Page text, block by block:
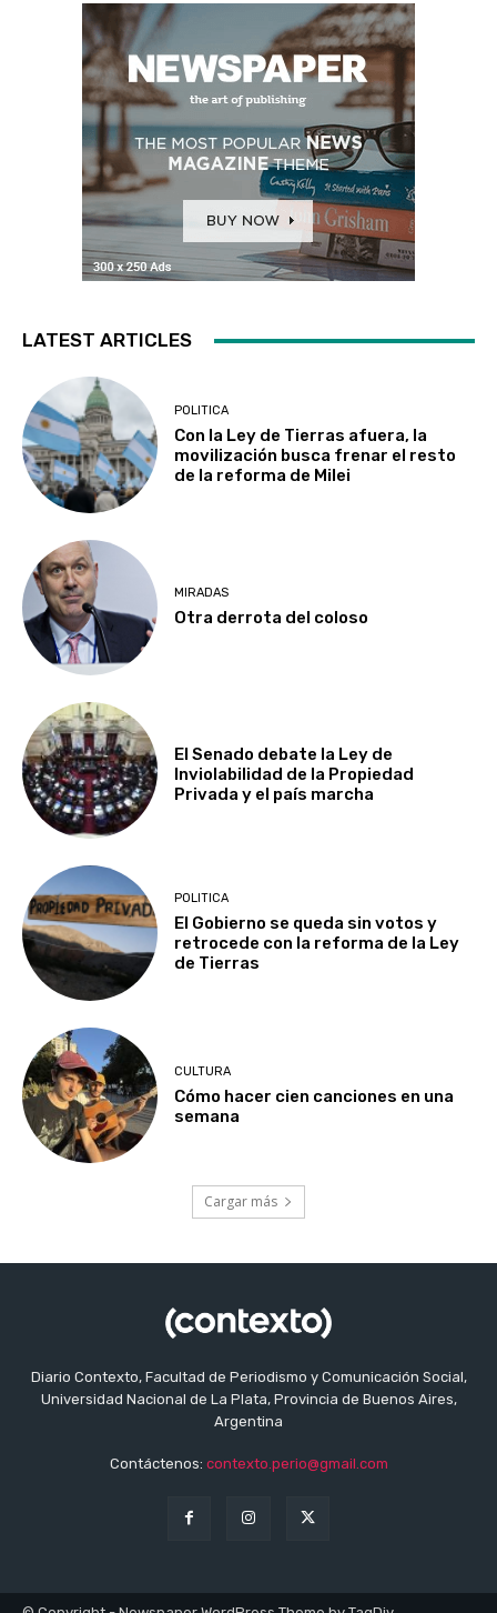
LATEST ARTICLES
POLITICA
Con la Ley de Tierras afuera, la
movilización busca frenar el resto
de la reforma de Milei
MIRADAS
Otra derrota del coloso
El Senado debate la Ley de
Inviolabilidad de la Propiedad
Privada y el país marcha
POLITICA
El Gobierno se queda sin votos y
retrocede con la reforma de la Ley
de Tierras
CULTURA
Cómo hacer cien canciones en una
semana
Cargar más
Diario Contexto, Facultad de Periodismo y Comunicación Social,
Universidad Nacional de La Plata, Provincia de Buenos Aires,
Argentina
Contáctenos: contexto.perio@gmail.com